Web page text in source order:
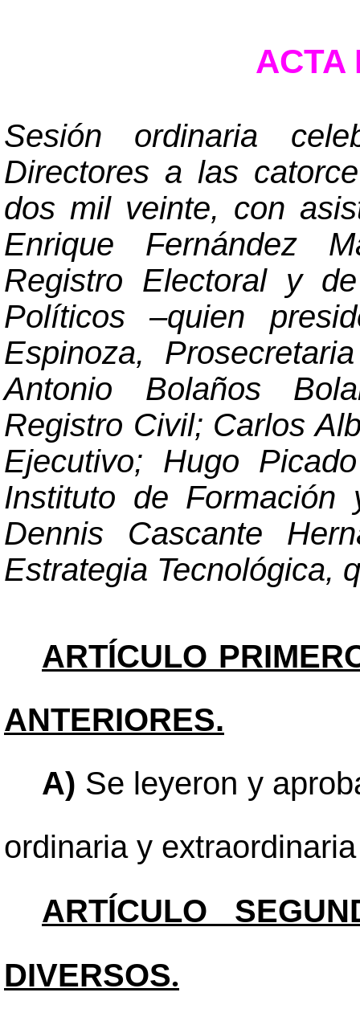
ACTA
Sesión ordinaria
Directores a las
dos mil veinte, con
Enrique Fernández
Registro Electoral y
Políticos–quien
Espinoza,
Antonio Bolaños
Registro Civil; Carlos
Ejecutivo; Hugo
Instituto de
Dennis Cascante
Estrategia Tecnológica,
ARTÍCULO
ANTERIORES.
A) Se leyeron y
ordinaria y
ARTÍCULO
DIVERSOS.